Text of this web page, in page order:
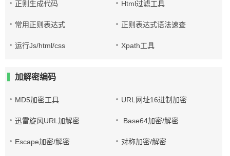
正则生成代码 Html过滤工具
常用正则表达式 正则表达式语法速查
运行Js/html/css Xpath工具
加解密编码
MD5加密工具 URL网址16进制加密
迅雷旋风URL加解密 Base64加密/解密
Escape加密/解密 对称加密/解密